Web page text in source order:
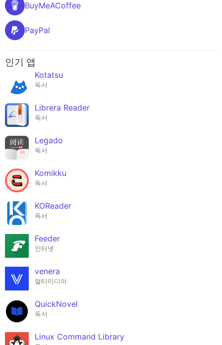
BuyMeACoffee
PayPal
인기 앱
Kotatsu
독서
Librera Reader
독서
Legado
독서
Komikku
독서
KOReader
독서
Feeder
인터넷
venera
멀티미디어
QuickNovel
독서
Linux Command Library